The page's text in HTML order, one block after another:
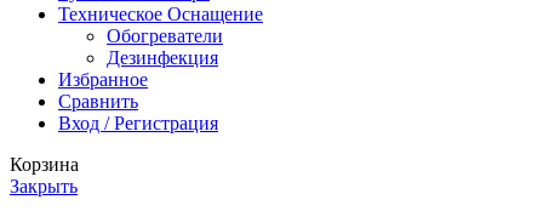
Техническое Оснащение
Обогреватели
Дезинфекция
Избранное
Сравнить
Вход / Регистрация
Корзина
Закрыть